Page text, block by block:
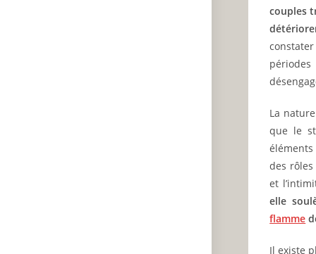
couples
La
que le
des
et
elle
flamme
Il existe